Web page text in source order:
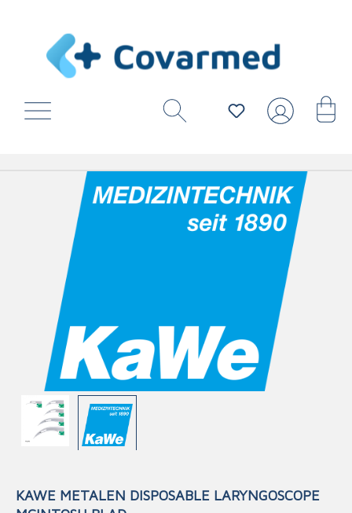
KAWE METALEN DISPOSABLE LARYNGOSCOPE